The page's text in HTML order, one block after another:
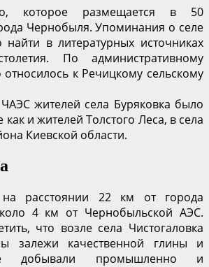
которое размещается в 50
Чернобыля. Упоминания о селе
в литературных источниках
По административному
к Речицкому сельскому
жителей села Буряковка было
как и жителей Толстого Леса, в села
Киевской области.
на расстоянии 22 км от города
4 км от Чернобыльской АЭС.
что возле села Чистогаловка
залежи качественной глины и
добывали промышленно и